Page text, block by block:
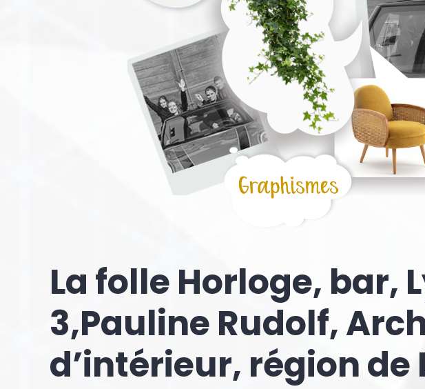
La folle Horloge, bar,
3,Pauline Rudolf,
d’intérieur, région de